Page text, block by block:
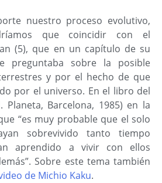
nuestro proceso evolutivo,
que coincidir con el
(5), que en un capítulo de su
preguntaba sobre la posible
y por el hecho de que
por el universo. En el libro del
Planeta, Barcelona, 1985) en la
“es muy probable que el solo
sobrevivido tanto tiempo
aprendido a vivir con ellos
Sobre este tema también
de Michio Kaku.